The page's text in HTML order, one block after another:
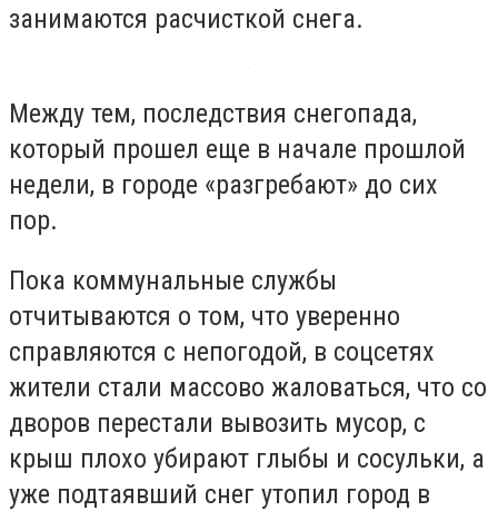
занимаются расчисткой снега.
Между тем, последствия снегопада,
который прошел еще в начале прошлой
недели, в городе «разгребают» до сих
пор.
Пока коммунальные службы
отчитываются о том, что уверенно
справляются с непогодой, в соцсетях
жители стали массово жаловаться, что со
дворов перестали вывозить мусор, с
крыш плохо убирают глыбы и сосульки, а
уже подтаявший снег утопил город в